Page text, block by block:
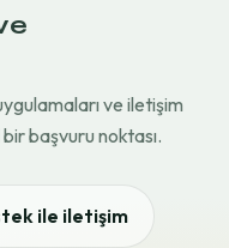
ve iletişim
başvuru noktası.
ile iletişim